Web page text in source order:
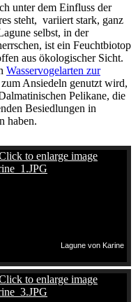
unter dem Einfluss der
steht, variiert stark, ganz
selbst, in der
ist ein Feuchtbiotop
aus ökologischer Sicht.
Wasservogelarten zur
Ansiedeln genutzt wird,
Pelikane, die
Besiedlungen in
haben.
Lagune von Karine